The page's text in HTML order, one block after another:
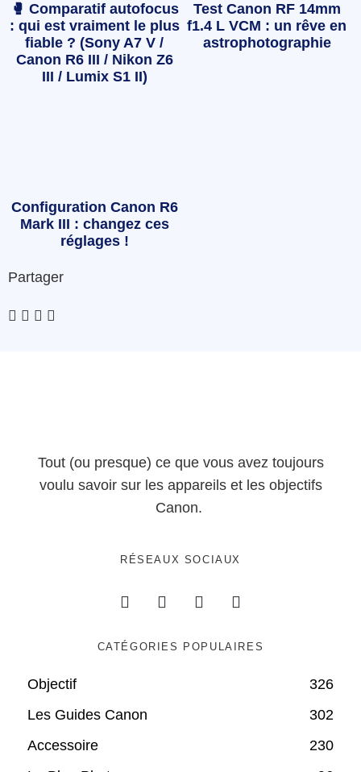
🥊 Comparatif autofocus
: qui est vraiment le plus
fiable ? (Sony A7 V /
Canon R6 III / Nikon Z6
III / Lumix S1 II)
Test Canon RF 14mm
f1.4 L VCM : un rêve en
astrophotographie
Configuration Canon R6
Mark III : changez ces
réglages !
Partager
Tout (ou presque) ce que vous avez toujours
voulu savoir sur les appareils et les objectifs
Canon.
RÉSEAUX SOCIAUX
CATÉGORIES POPULAIRES
Objectif
326
Les Guides Canon
302
Accessoire
230